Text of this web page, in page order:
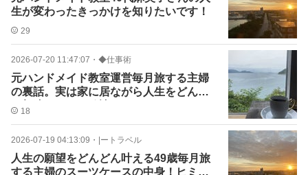
生が変わったきっかけを知りたいです！
29
2026-07-20 11:47:07 ・ ◆仕事術
元ハンドメイド教室運営毎月旅する主婦
の裏話。実は家に居ながら人生をどんど
ん加速させてる秘訣♡
18
2026-07-19 04:13:09 ・ |ートラベル
人生の願望をどんどん叶える49歳毎月旅
する主婦のスーツケースの中身！ヒミツ